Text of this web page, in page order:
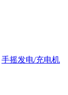
手摇发电/充电机